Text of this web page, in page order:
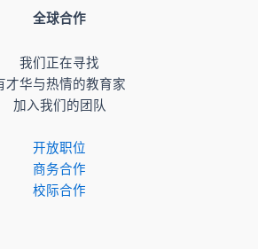
全球合作
我们正在寻找
才华与热情的教育家
加入我们的团队
开放职位
商务合作
校际合作